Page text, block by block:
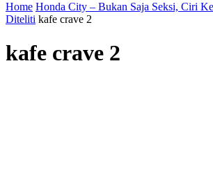
Home Honda City – Bukan Saja Seksi, Ciri
Diteliti kafe crave 2
kafe crave 2